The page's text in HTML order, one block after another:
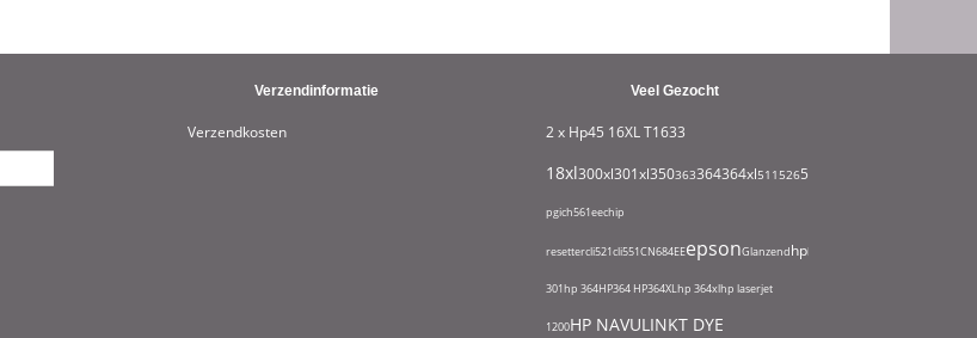
Verzendinformatie
Verzendkosten
Veel Gezocht
2 x Hp45 16XL T1633
18xl300xl301xl350363364364xl511526550
pgich561eechip
resettercli521cli551CN684EEepsonGlanzendhphp
301hp 364HP364 HP364XLhp 364xlhp laserjet
1200HP NAVULINKT DYE